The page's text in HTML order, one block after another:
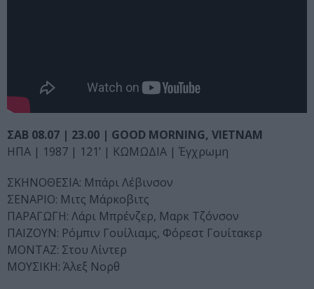
ΣΑΒ 08.07 | 23.00 | GOOD MORNING, VIETNAM
ΗΠΑ | 1987 | 121’ | ΚΩΜΩΔΙΑ | Έγχρωμη
ΣΚΗΝΟΘΕΣΙΑ: Μπάρι Λέβινσον
ΣΕΝΑΡΙΟ: Μιτς Μάρκοβιτς
ΠΑΡΑΓΩΓΗ: Λάρι Μπρένζερ, Μαρκ Τζόνσον
ΠΑΙΖΟΥΝ: Ρόμπιν Γουίλιαμς, Φόρεστ Γουίτακερ
ΜΟΝΤΑΖ: Στου Λίντερ
ΜΟΥΣΙΚΗ: Άλεξ Νορθ